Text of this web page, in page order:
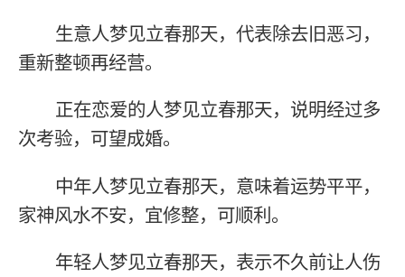
生意人梦见立春那天，代表除去旧恶习，
重新整顿再经营。
正在恋爱的人梦见立春那天，说明经过多
次考验，可望成婚。
中年人梦见立春那天，意味着运势平平，
家神风水不安，宜修整，可顺利。
年轻人梦见立春那天，表示不久前让人伤